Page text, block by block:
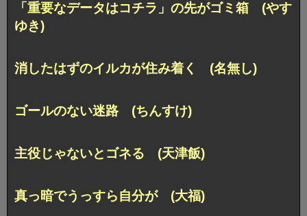
「重要なデータはコチラ」の先がゴミ箱 (やす
ゆき)
消したはずのイルカが住み着く (名無し)
ゴールのない迷路 (ちんすけ)
主役じゃないとゴネる (天津飯)
真っ暗でうっすら自分が (大福)